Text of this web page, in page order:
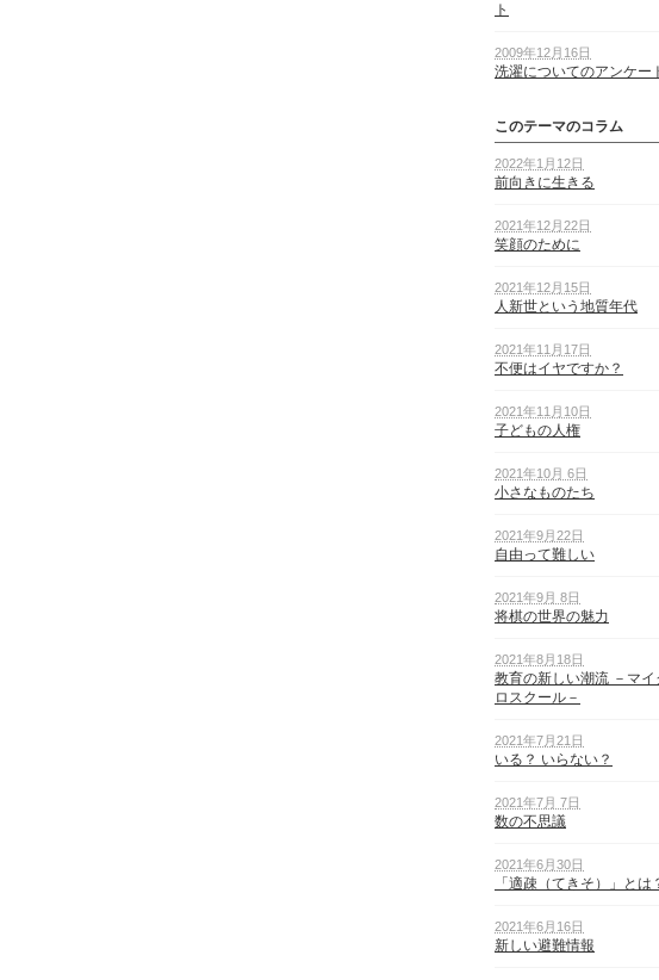
ト
2009年12月16日
洗濯についてのアンケー
このテーマのコラム
2022年1月12日
前向きに生きる
2021年12月22日
笑顔のために
2021年12月15日
人新世という地質年代
2021年11月17日
不便はイヤですか？
2021年11月10日
子どもの人権
2021年10月 6日
小さなものたち
2021年9月22日
自由って難しい
2021年9月 8日
将棋の世界の魅力
2021年8月18日
教育の新しい潮流 －マイ
ロスクール－
2021年7月21日
いる？ いらない？
2021年7月 7日
数の不思議
2021年6月30日
「適疎（てきそ）」とは
2021年6月16日
新しい避難情報